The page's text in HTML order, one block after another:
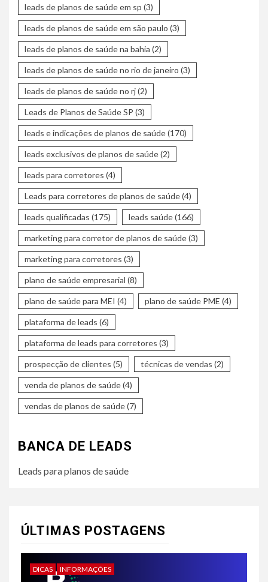
leads de planos de saúde em sp (3)
leads de planos de saúde em são paulo (3)
leads de planos de saúde na bahia (2)
leads de planos de saúde no rio de janeiro (3)
leads de planos de saúde no rj(2)
Leads de Planos de Saúde SP (3)
leads e indicações de planos de saúde(170)
leads exclusivos de planos de saúde(2)
leads para corretores (4)
Leads para corretores de planos de saúde(4)
leads qualificadas (175) leads saúde(166)
marketing para corretor de planos de saúde(3)
marketing para corretores (3)
plano de saúde empresarial (8)
plano de saúde para MEI (4) plano de saúde PME (4)
plataforma de leads (6)
plataforma de leads para corretores (3)
prospecção de clientes (5) técnicas de vendas (2)
venda de planos de saúde(4)
vendas de planos de saúde(7)
BANCA DE LEADS
Leads para planos de saúde
ÚLTIMAS POSTAGENS
DICAS INFORMAÇÕES